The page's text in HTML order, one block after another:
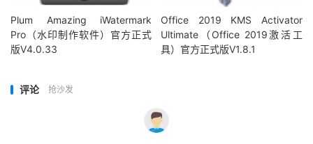
Plum Amazing iWatermark
Pro（水印制作软件）官方正式
版V4.0.33
Office 2019 KMS Activator
Ultimate（Office 2019激活工
具）官方正式版V1.8.1
评论 抢沙发